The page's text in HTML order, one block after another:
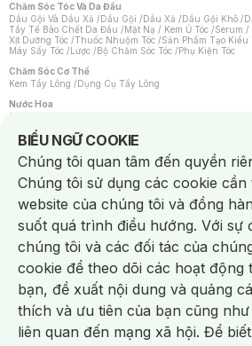
Chăm Sóc Tóc Và Da Đầu
Dầu Gội Và Dầu Xả /Dầu Gội /Dầu Xả /Dầu Gội Khô /
Tẩy Tế Bào Chết Da Đầu /Mặt Nạ / Kem Ủ Tóc /Serum /
Xịt Dưỡng Tóc /Thuốc Nhuộm Tóc /Sản Phẩm Tạo Kiểu
Máy Sấy Tóc /Lược /Bộ Chăm Sóc Tóc /Phụ Kiện Tóc
Chăm Sóc Cơ Thể
Kem Tẩy Lông /Dụng Cụ Tẩy Lông
Nước Hoa
Nước Hoa Nữ
Chăm Sóc Cá Nhân
Chống Muỗi /Khẩu Trang /Máy Massage/Mặt Nạ Xông
Sản Phẩm Chăm Sóc Khác /Bàn Chải Đánh Răng /
Hỗ Trợ Trắng Răng/Kem Đánh Răng /Máy Tăm Nước/
Tăm / Chỉ Nha Khoa/ Xịt Thơm Miệng / Dung Dịch Vệ
Khăn Ướt Vệ Sinh Vùng Kín/Băng Vệ Sinh/Tampon/
Máy Cạo Râu
Vấn Đề Về Da
Da Dầu / Lỗ Chân Lông To/ Da Khô / Mất Nước/ Da
Da Nhạy Cảm / Kích Ứng
Da Xỉn Màu Thâm / Nám /
Quầng Thâm & Bọng Mắt /Sẹo /Viêm Da Cơ Địa
Dụng Cụ / Phụ Kiện Chăm Sóc Da
Bông Tẩy Trang
Khăn Lau Mặt Khô Dụng Cụ / Máy
Dụng Cụ Chăm Sóc Khác
BIỂU NGỮ COOKIE
Notice about cookies usage
Chúng tôi quan tâm đến quyền
Chúng tôi sử dụng các cookie
website của chúng tôi và đồng
suốt quá trình điều hướng. Với sự
chúng tôi và các đối tác của
cookie để theo dõi các hoạt động
bạn, đề xuất nội dung và quảng
thích và ưu tiên của bạn cũng
liên quan đến mạng xã hội. Để